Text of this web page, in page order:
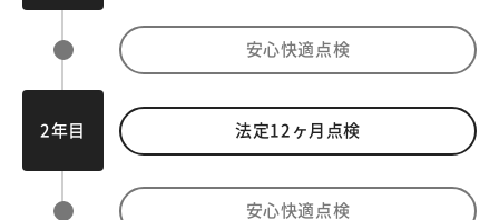
安心快適点検
2年目 法定12 ヶ月点検
安心快適点検